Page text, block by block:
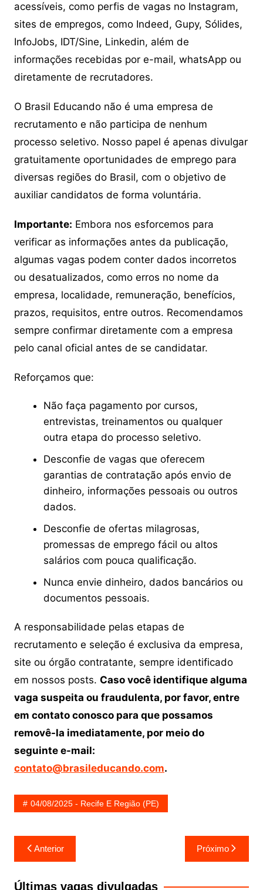
acessíveis, como perfis de vagas no Instagram,
sites de empregos, como Indeed, Gupy, Sólides,
InfoJobs, IDT/Sine, Linkedin, além de
informações recebidas por e-mail, whatsApp ou
diretamente de recrutadores.
O Brasil Educando não é uma empresa de
recrutamento e não participa de nenhum
processo seletivo. Nosso papel é apenas divulgar
gratuitamente oportunidades de emprego para
diversas regiões do Brasil, com o objetivo de
auxiliar candidatos de forma voluntária.
Importante: Embora nos esforcemos para
verificar as informações antes da publicação,
algumas vagas podem conter dados incorretos
ou desatualizados, como erros no nome da
empresa, localidade, remuneração, benefícios,
prazos, requisitos, entre outros. Recomendamos
sempre confirmar diretamente com a empresa
pelo canal oficial antes de se candidatar.
Reforçamos que:
Não faça pagamento por cursos,
entrevistas, treinamentos ou qualquer
outra etapa do processo seletivo.
Desconfie de vagas que oferecem
garantias de contratação após envio de
dinheiro, informações pessoais ou outros
dados.
Desconfie de ofertas milagrosas,
promessas de emprego fácil ou altos
salários com pouca qualificação.
Nunca envie dinheiro, dados bancários ou
documentos pessoais.
A responsabilidade pelas etapas de
recrutamento e seleção é exclusiva da empresa,
site ou órgão contratante, sempre identificado
em nossos posts. Caso você identifique alguma
vaga suspeita ou fraudulenta, por favor, entre
em contato conosco para que possamos
removê-la imediatamente, por meio do
seguinte e-mail:
contato@brasileducando.com.
04/08/2025 - Recife E Região (PE)
Navegação
de
Post
Anterior Próximo
Últimas vagas divulgadas